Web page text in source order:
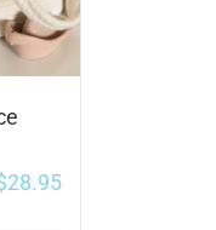
28.95